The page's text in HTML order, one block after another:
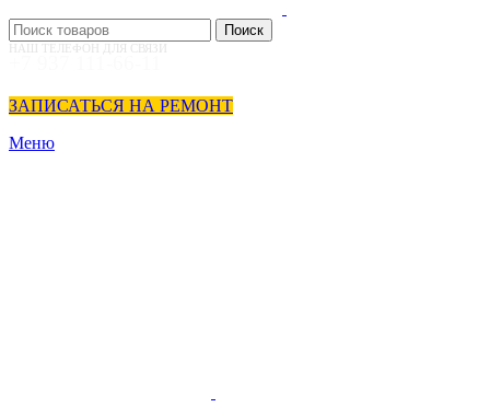
Поиск
НАШ ТЕЛЕФОН ДЛЯ СВЯЗИ
ЗАПИСАТЬСЯ НА РЕМОНТ
Меню